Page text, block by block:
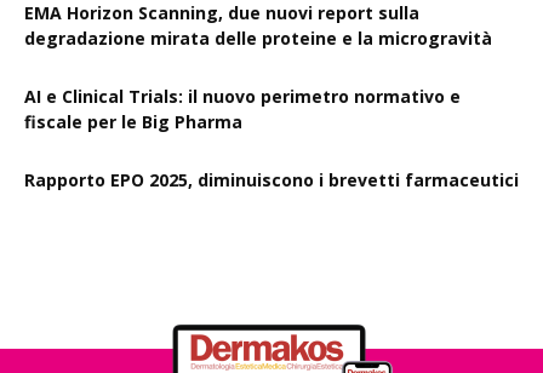
EMA Horizon Scanning, due nuovi report sulla
degradazione mirata delle proteine e la microgravità
AI e Clinical Trials: il nuovo perimetro normativo e
fiscale per le Big Pharma
Rapporto EPO 2025, diminuiscono i brevetti farmaceutici